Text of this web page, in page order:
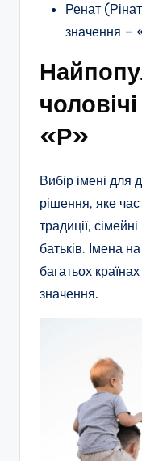
Ренат
значення –
«Р»
Вибір імені для
рішення, яке
традиції,
батьків. Імена
багатьох
значення.